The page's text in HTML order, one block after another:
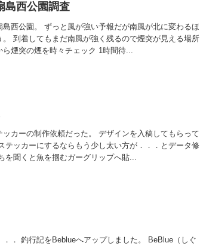
西公園調査
西公園。 ずっと風が強い予報だが南風が北に変わるほ
到着してもまだ南風が強く残るので煙突が見える場所
煙突の煙を時々チェック 1時間待...
カーの制作依頼だった。 デザインを入稿してもらって
テッカーにするならもう少し太い方が．．．とデータ修
聞くと魚を掴むガーグリップへ貼...
． 釣行記をBeblueへアップしました。 BeBlue（しぐ